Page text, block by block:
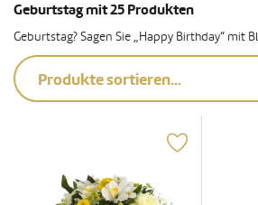
Geburtstag mit 25 Produkten
Geburtstag? Sagen Sie „Happy Birthday“ mit
Produkte sortieren...